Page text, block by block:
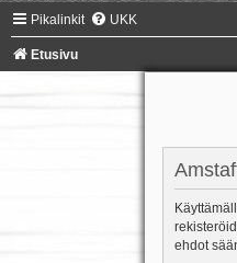
Pikalinkit UKK
Etusivu
ehdot